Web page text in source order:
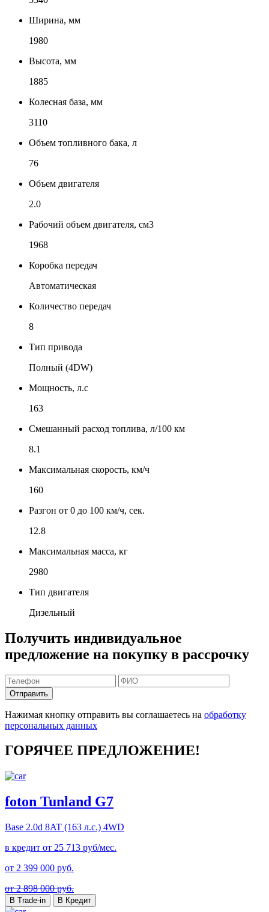
Ширина, мм
1980
Высота, мм
1885
Колесная база, мм
3110
Объем топливного бака, л
76
Объем двигателя
2.0
Рабочий объем двигателя, см3
1968
Коробка передач
Автоматическая
Количество передач
8
Тип привода
Полный (4DW)
Мощность, л.с
163
Смешанный расход топлива, л/100 км
8.1
Максимальная скорость, км/ч
160
Разгон от 0 до 100 км/ч, сек.
12.8
Максимальная масса, кг
2980
Тип двигателя
Дизельный
Получить индивидуальное
предложение на покупку в рассрочку
Отправить
Нажимая кнопку отправить вы соглашаетесь на обработку
персональных данных
ГОРЯЧЕЕ ПРЕДЛОЖЕНИЕ!
foton Tunland G7
Base 2.0d 8AT (163 л.с.) 4WD
в кредит от 25 713 руб/мес.
от 2 399 000 руб.
от 2 898 000 руб.
В Trade-in В Кредит